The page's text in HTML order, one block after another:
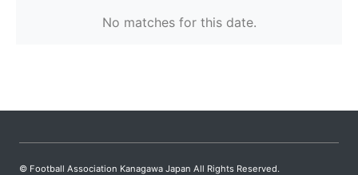
No matches for this date.
© Football Association Kanagawa Japan All Rights Reserved.